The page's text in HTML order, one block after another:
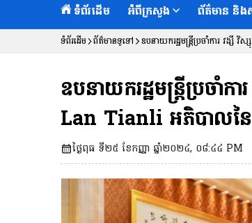
ទំព័រដើម អំពីក្រសួង ព័ត៌មាន និងស
ទំព័រដើម ព័ត៌មានទូទៅ ឧបនាយករដ្ឋមន្ត្រីប្រចាំការ វង្
ឧបនាយករដ្ឋមន្ត្រីប្រចាំក
Lan Tianli អភិបាលន
ថ្ងៃពុធ ទី២៥ ខែកញ្ញា ឆ្នាំ២០២៤, ០៨:៤៤ PM